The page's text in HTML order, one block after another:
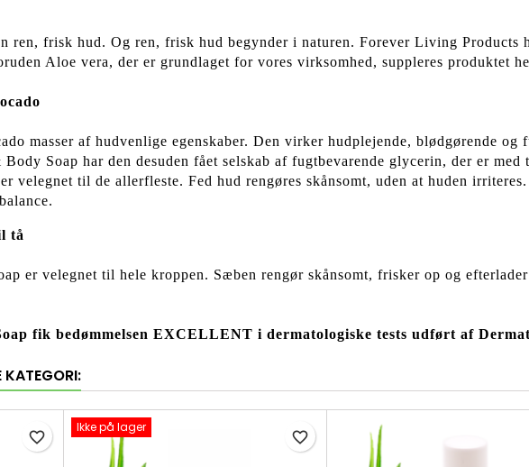
ren, frisk hud. Og ren, frisk hud begynder i naturen. Forever Living Products
Aloe vera, der er grundlaget for vores virksomhed, suppleres produktet
masser af hudvenlige egenskaber. Den virker hudplejende, blødgørende
Soap har den desuden fået selskab af fugtbevarende glycerin, der er med
velegnet til de allerfleste. Fed hud rengøres skånsomt, uden at huden
tå
er velegnet til hele kroppen. Sæben rengør skånsomt, frisker op og
fik bedømmelsen EXCELLENT i dermatologiske tests udført af
KATEGORI:
favorite_border
Ikke på lager
favorite_border